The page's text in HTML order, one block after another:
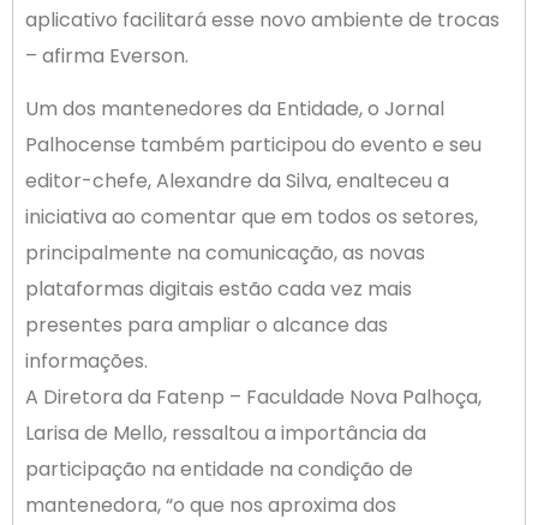
aplicativo facilitará esse novo ambiente de trocas
– afirma Everson.
Um dos mantenedores da Entidade, o Jornal
Palhocense também participou do evento e seu
editor-chefe, Alexandre da Silva, enalteceu a
iniciativa ao comentar que em todos os setores,
principalmente na comunicação, as novas
plataformas digitais estão cada vez mais
presentes para ampliar o alcance das
informações.
A Diretora da Fatenp – Faculdade Nova Palhoça,
Larisa de Mello, ressaltou a importância da
participação na entidade na condição de
mantenedora, “o que nos aproxima dos